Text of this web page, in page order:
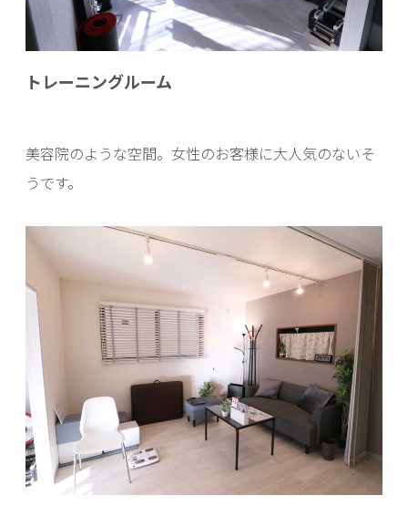
トレーニングルーム
美容院のような空間。女性のお客様に大人気のないそ
うです。